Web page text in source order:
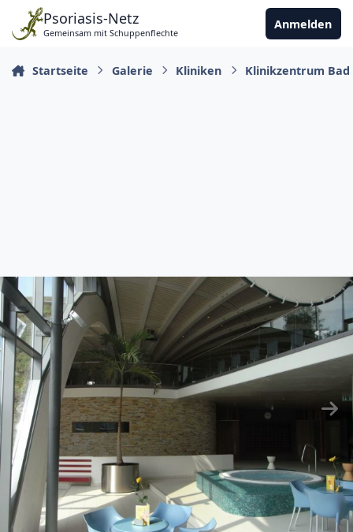
Zu Inhalt springen
Psoriasis-Netz
Gemeinsam mit Schuppenflechte
Anmelden
Startseite Galerie Kliniken Klinikzentrum Bad